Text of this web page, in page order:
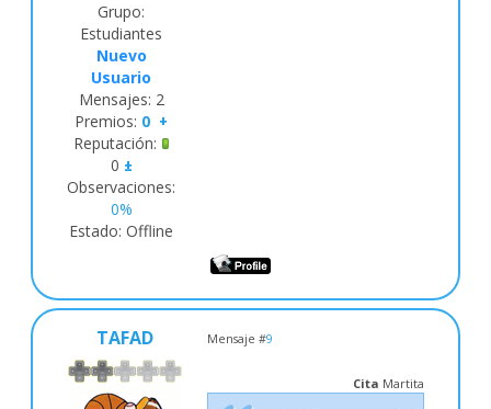
Grupo:
Estudiantes
Nuevo
Usuario
Mensajes: 2
Premios: 0 +
Reputación:
0 ±
Observaciones:
0%
Estado: Offline
TAFAD Mensaje #9
Cita Martita